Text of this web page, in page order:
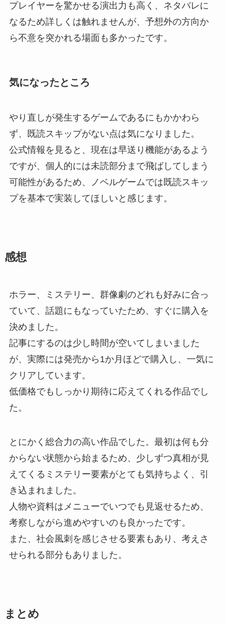
プレイヤーを驚かせる演出力も高く、ネタバレに
なるため詳しくは触れませんが、予想外の方向か
ら不意を突かれる場面も多かったです。
気になったところ
やり直しが発生するゲームであるにもかかわら
ず、既読スキップがない点は気になりました。
公式情報を見ると、現在は早送り機能があるよう
ですが、個人的には未読部分まで飛ばしてしまう
可能性があるため、ノベルゲームでは既読スキッ
プを基本で実装してほしいと感じます。
感想
ホラー、ミステリー、群像劇のどれも好みに合っ
ていて、話題にもなっていたため、すぐに購入を
決めました。
記事にするのは少し時間が空いてしまいました
が、実際には発売から1か月ほどで購入し、一気に
クリアしています。
低価格でもしっかり期待に応えてくれる作品でし
た。
とにかく総合力の高い作品でした。最初は何も分
からない状態から始まるため、少しずつ真相が見
えてくるミステリー要素がとても気持ちよく、引
き込まれました。
人物や資料はメニューでいつでも見返せるため、
考察しながら進めやすいのも良かったです。
また、社会風刺を感じさせる要素もあり、考えさ
せられる部分もありました。
まとめ